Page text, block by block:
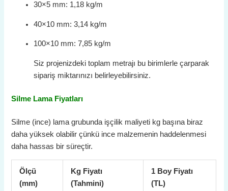
30×5 mm: 1,18 kg/m
40×10 mm: 3,14 kg/m
100×10 mm: 7,85 kg/m
Siz projenizdeki toplam metrajı bu birimlerle çarparak
sipariş miktarınızı belirleyebilirsiniz.
Silme Lama Fiyatları
Silme (ince) lama grubunda işçilik maliyeti kg başına biraz
daha yüksek olabilir çünkü ince malzemenin haddelenmesi
daha hassas bir süreçtir.
Ölçü
(mm)
Kg Fiyatı
(Tahmini)
1 Boy Fiyatı
(TL)